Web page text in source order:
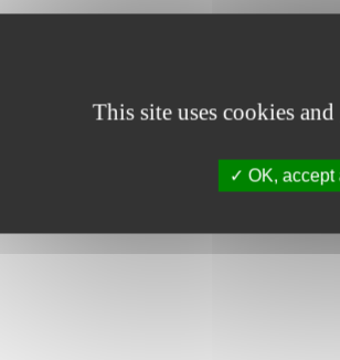
This site uses cookies
OK, accept